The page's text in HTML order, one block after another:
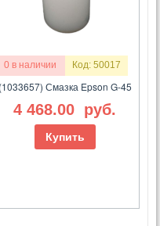
0 в наличии Код: 50017
(1033657) Смазка Epson G-45
4 468.00 руб.
Купить